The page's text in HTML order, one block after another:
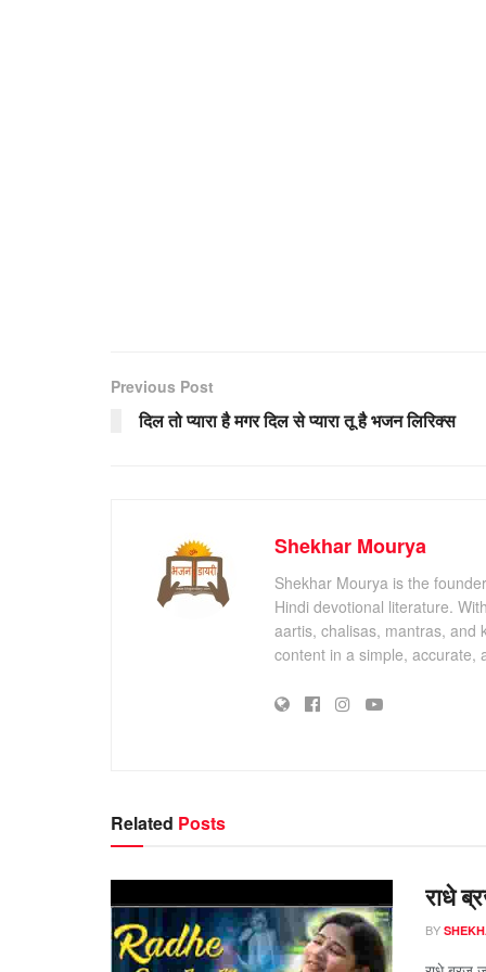
Previous Post
दिल तो प्यारा है मगर दिल से प्यारा तू है भजन लिरिक्स
Shekhar Mourya
Shekhar Mourya is the
Hindi devotional literature.
aartis, chalisas, mantras, and
content in a simple, accurate,
Related Posts
राधे
BY